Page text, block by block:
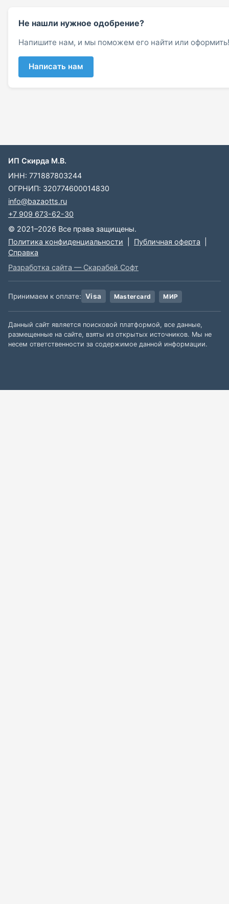
Не нашли нужное одобрение?
Напишите нам, и мы поможем его найти или оформить!
Написать нам
ИП Скирда М.В.
ИНН: 771887803244
ОГРНИП: 320774600014830
info@bazaotts.ru
+7 909 673-62-30
© 2021–2026 Все права защищены.
Политика конфиденциальности
Публичная оферта
Справка
Разработка сайта — Скарабей Софт
Принимаем к оплате: Visa Mastercard МИР
Данный сайт является поисковой платформой, все данные,
размещенные на сайте, взяты из открытых источников. Мы не
несем ответственности за содержимое данной информации.